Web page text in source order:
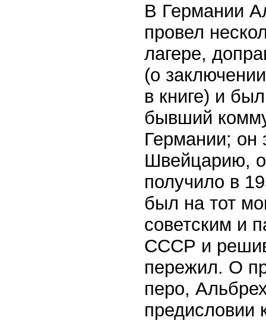
В Германии
провел
лагере,
(о
в книге) и
бывший
Германии; он
Швейцарию,
получило в
был на тот
советским и
СССР и
пережил. О
перо,
предисловии